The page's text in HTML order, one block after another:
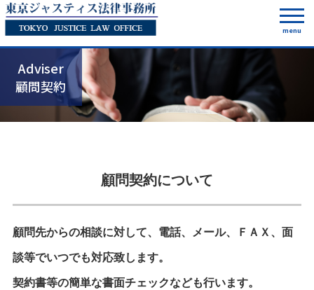
menu
Adviser
顧問契約
顧問契約について
顧問先からの相談に対して、電話、メール、ＦＡＸ、面
談等でいつでも対応致します。
契約書等の簡単な書面チェックなども行います。